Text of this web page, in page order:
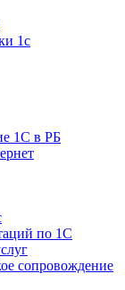
1с
1С в РБ
по 1С
сопровождение